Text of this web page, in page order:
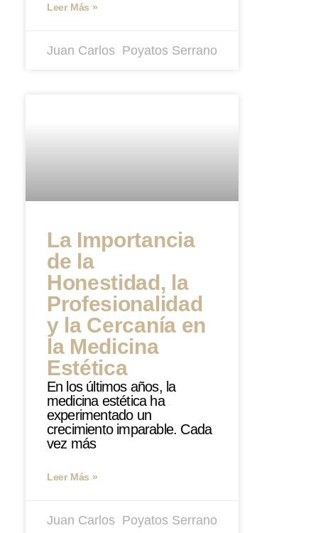
Leer Más »
Juan Carlos ​ Poyatos Serrano
La Importancia
de la
Honestidad, la
Profesionalidad
y la Cercanía en
la Medicina
Estética
En los últimos años, la
medicina estética ha
experimentado un
crecimiento imparable. Cada
vez más
Leer Más »
Juan Carlos ​ Poyatos Serrano